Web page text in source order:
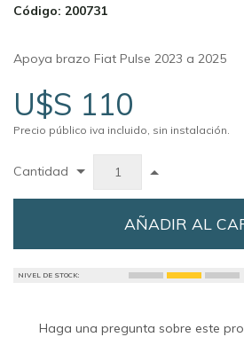
Código: 200731
Apoya brazo Fiat Pulse 2023 a 2025
U$S 110
Precio público iva incluido, sin instalación.
Cantidad
AÑADIR AL
NIVEL DE STOCK:
Haga una pregunta sobre este